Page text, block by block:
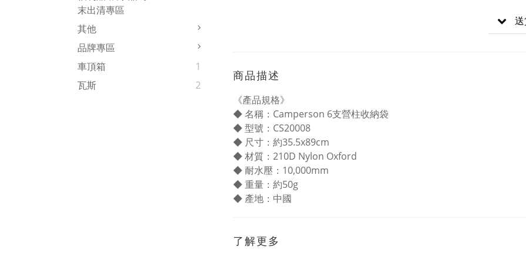
末出清專區
其他
品牌專區
車頂箱
1
瓦斯
2
商品描述
《產品規格》
◆ 名稱：Camperson 6支營柱收納袋
◆ 型號：CS20008
◆ 尺寸：約35.5x89cm
◆ 材質：210D Nylon Oxford
◆ 耐水壓：10,000mm
◆ 重量：約50g
◆ 產地：中國
了解更多